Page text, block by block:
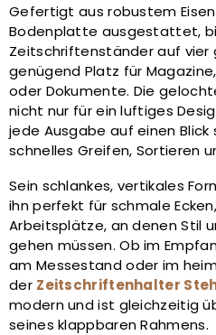
Gefertigt aus robustem
Bodenplatte ausgestattet,
Zeitschriftenständer auf vier
genügend Platz für
oder Dokumente. Die
nicht nur für ein luftiges
jede Ausgabe auf einen
schnelles Greifen, Sortieren
Sein schlankes, vertikales
ihn perfekt für schmale
Arbeitsplätze, an denen Stil
gehen müssen. Ob im
am Messestand oder im
der Zeitschriftenhalter
modern und ist gleichzeitig
seines klappbaren Rahmens.